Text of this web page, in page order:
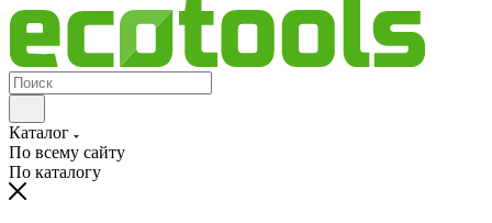
Каталог
По всему сайту
По каталогу